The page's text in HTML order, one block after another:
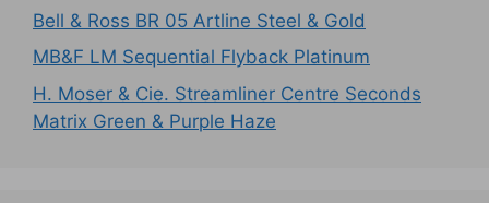
Bell & Ross BR 05 Artline Steel & Gold
MB&F LM Sequential Flyback Platinum
H. Moser & Cie. Streamliner Centre Seconds
Matrix Green & Purple Haze